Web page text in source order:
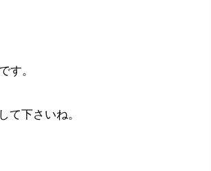
す。
て下さいね。